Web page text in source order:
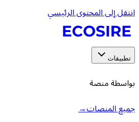
انتقل إلى المحتوى الرئيسي
تطبيقات
بواسطة منصة
جميع المنصات→